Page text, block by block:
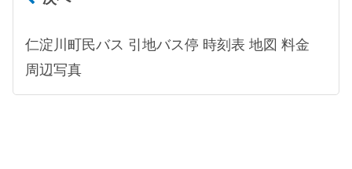
仁淀川町民バス 引地バス停 時刻表 地図 料金
周辺写真